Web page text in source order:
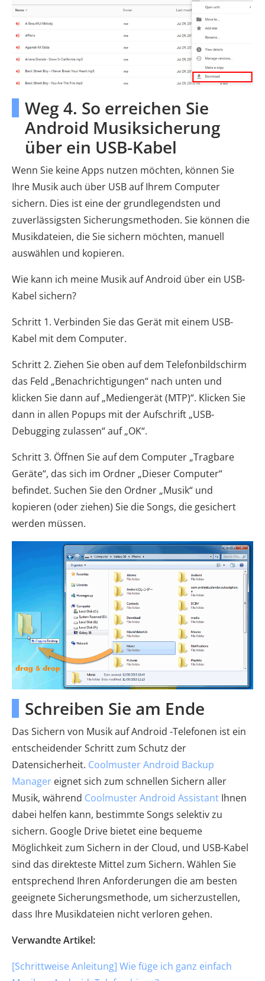
Weg 4. So erreichen Sie
Android Musiksicherung
über ein USB-Kabel
Wenn Sie keine Apps nutzen möchten, können Sie
Ihre Musik auch über USB auf Ihrem Computer
sichern. Dies ist eine der grundlegendsten und
zuverlässigsten Sicherungsmethoden. Sie können die
Musikdateien, die Sie sichern möchten, manuell
auswählen und kopieren.
Wie kann ich meine Musik auf Android über ein USB-
Kabel sichern?
Schritt 1. Verbinden Sie das Gerät mit einem USB-
Kabel mit dem Computer.
Schritt 2. Ziehen Sie oben auf dem Telefonbildschirm
das Feld „Benachrichtigungen“ nach unten und
klicken Sie dann auf „Mediengerät (MTP)“. Klicken Sie
dann in allen Popups mit der Aufschrift „USB-
Debugging zulassen“ auf „OK“.
Schritt 3. Öffnen Sie auf dem Computer „Tragbare
Geräte“, das sich im Ordner „Dieser Computer“
befindet. Suchen Sie den Ordner „Musik“ und
kopieren (oder ziehen) Sie die Songs, die gesichert
werden müssen.
Schreiben Sie am Ende
Das Sichern von Musik auf Android -Telefonen ist ein
entscheidender Schritt zum Schutz der
Datensicherheit. Coolmuster Android Backup
Manager eignet sich zum schnellen Sichern aller
Musik, während Coolmuster Android Assistant Ihnen
dabei helfen kann, bestimmte Songs selektiv zu
sichern. Google Drive bietet eine bequeme
Möglichkeit zum Sichern in der Cloud, und USB-Kabel
sind das direkteste Mittel zum Sichern. Wählen Sie
entsprechend Ihren Anforderungen die am besten
geeignete Sicherungsmethode, um sicherzustellen,
dass Ihre Musikdateien nicht verloren gehen.
Verwandte Artikel:
[Schrittweise Anleitung] Wie füge ich ganz einfach